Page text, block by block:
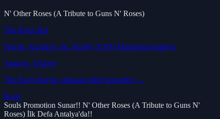
N' Other Roses (A Tribute to Guns N' Roses)
The Rock Bar
Selçuk, Karadayı Sk. No:04, 07100 Muratpaşa/Antalya
Antalya, Türkiye
The Rock Bar'da yaklaşan diğer konserler →
Rock
Souls Promotion Sunar!! N' Other Roses (A Tribute to Guns N'
Roses) İlk Defa Antalya'da!!